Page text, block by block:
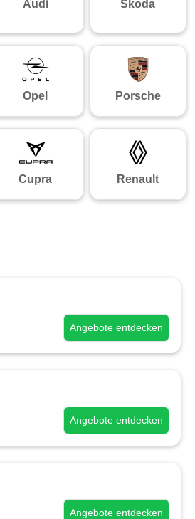
Audi Skoda
Opel Porsche
Cupra Renault
Angebote entdecken
Angebote entdecken
Angebote entdecken